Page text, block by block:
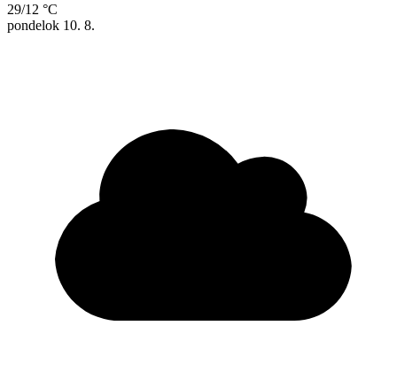
29/12 °C
pondelok 10. 8.